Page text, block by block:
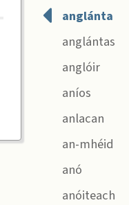
anglánta
anglántas
anglóir
aníos
anlacan
an-mhéid
anó
anóiteach